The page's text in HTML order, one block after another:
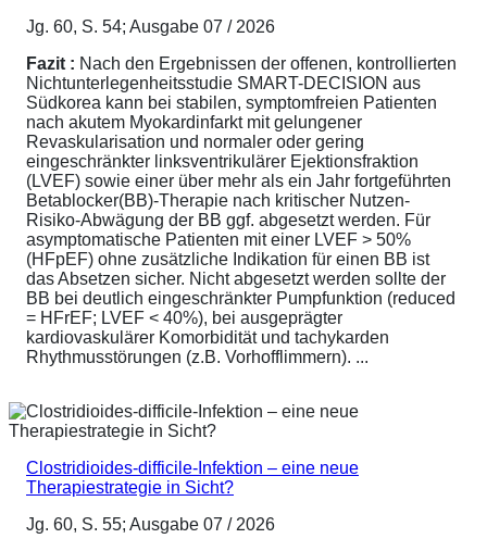
Jg. 60, S. 54; Ausgabe 07 / 2026
Fazit : Nach den Ergebnissen der offenen, kontrollierten
Nichtunterlegenheitsstudie SMART-DECISION aus
Südkorea kann bei stabilen, symptomfreien Patienten
nach akutem Myokardinfarkt mit gelungener
Revaskularisation und normaler oder gering
eingeschränkter linksventrikulärer Ejektionsfraktion
(LVEF) sowie einer über mehr als ein Jahr fortgeführten
Betablocker(BB)-Therapie nach kritischer Nutzen-
Risiko-Abwägung der BB ggf. abgesetzt werden. Für
asymptomatische Patienten mit einer LVEF > 50%
(HFpEF) ohne zusätzliche Indikation für einen BB ist
das Absetzen sicher. Nicht abgesetzt werden sollte der
BB bei deutlich eingeschränkter Pumpfunktion (reduced
= HFrEF; LVEF < 40%), bei ausgeprägter
kardiovaskulärer Komorbidität und tachykarden
Rhythmusstörungen (z.B. Vorhofflimmern). ...
Clostridioides-difficile-Infektion – eine neue
Therapiestrategie in Sicht?
Jg. 60, S. 55; Ausgabe 07 / 2026